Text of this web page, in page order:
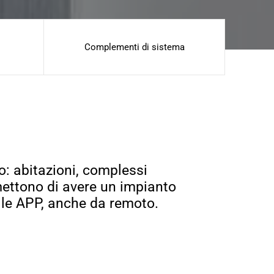
Complementi di sistema
abitazioni, complessi
di avere un impianto
APP, anche da remoto.